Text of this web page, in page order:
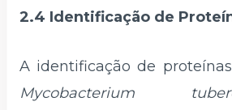
2.4 Identificação de
A identificação de
Mycobacterium